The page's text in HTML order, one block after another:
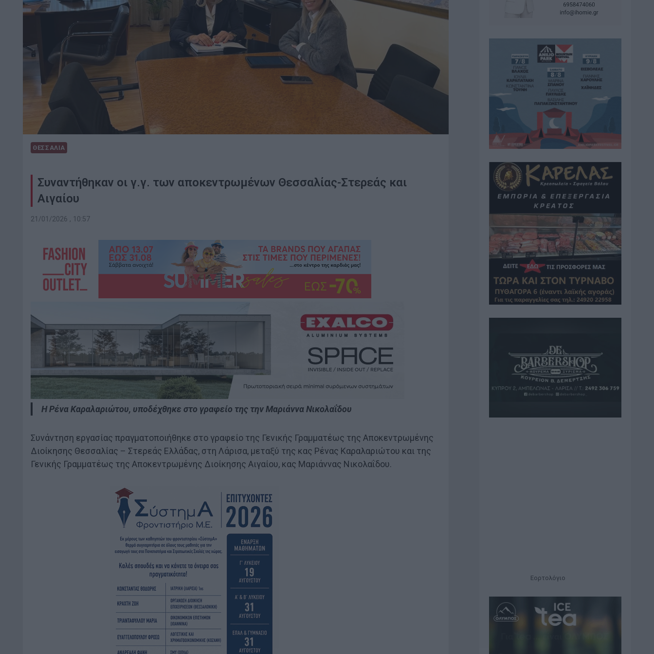
ΘΕΣΣΑΛΙΑ
Συναντήθηκαν οι γ.γ. των αποκεντρωμένων Θεσσαλίας-Στερεάς και
Αιγαίου
21/01/2026 , 10:57
Η Ρένα Καραλαριώτου, υποδέχθηκε στο γραφείο της την Μαριάννα Νικολαΐδου
Συνάντηση εργασίας πραγματοποιήθηκε στο γραφείο της Γενικής Γραμματέως της Αποκεντρωμένης
Διοίκησης Θεσσαλίας – Στερεάς Ελλάδας, στη Λάρισα, μεταξύ της κας Ρένας Καραλαριώτου και της
Γενικής Γραμματέως της Αποκεντρωμένης Διοίκησης Αιγαίου, κας Μαριάννας Νικολαΐδου.
Εορτολόγιο